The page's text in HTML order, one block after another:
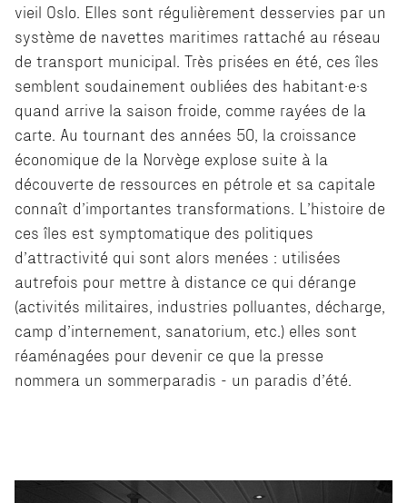
vieil Oslo. Elles sont régulièrement desservies par un
système de navettes maritimes rattaché au réseau
de transport municipal. Très prisées en été, ces îles
semblent soudainement oubliées des habitant·e·s
quand arrive la saison froide, comme rayées de la
carte. Au tournant des années 50, la croissance
économique de la Norvège explose suite à la
découverte de ressources en pétrole et sa capitale
connaît d’importantes transformations. L’histoire de
ces îles est symptomatique des politiques
d’attractivité qui sont alors menées : utilisées
autrefois pour mettre à distance ce qui dérange
(activités militaires, industries polluantes, décharge,
camp d’internement, sanatorium, etc.) elles sont
réaménagées pour devenir ce que la presse
nommera un sommerparadis - un paradis d’été.